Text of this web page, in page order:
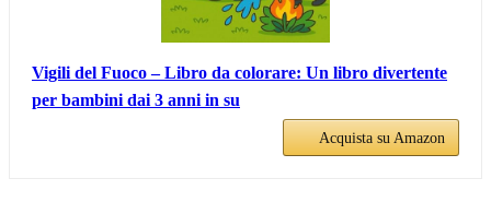
Vigili del Fuoco – Libro da colorare: Un libro divertente
per bambini dai 3 anni in su
Acquista su Amazon